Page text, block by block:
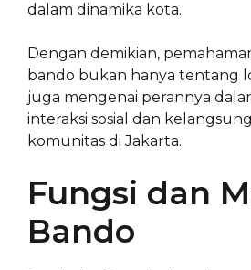
dalam dinamika kota.
Dengan demikian,
bando bukan hanya tentang
juga mengenai perannya
interaksi sosial dan
komunitas di Jakarta.
Fungsi dan
Bando